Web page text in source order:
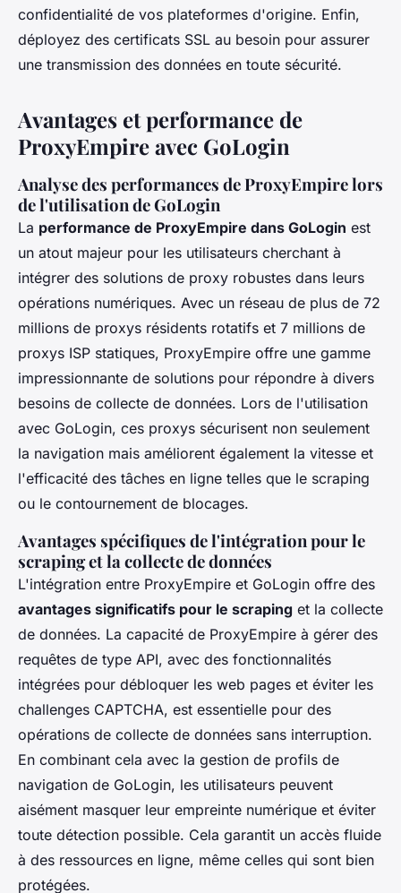
confidentialité de vos plateformes d'origine. Enfin,
déployez des certificats SSL au besoin pour assurer
une transmission des données en toute sécurité.
Avantages et performance de
ProxyEmpire avec GoLogin
Analyse des performances de ProxyEmpire lors
de l'utilisation de GoLogin
La performance de ProxyEmpire dans GoLogin est
un atout majeur pour les utilisateurs cherchant à
intégrer des solutions de proxy robustes dans leurs
opérations numériques. Avec un réseau de plus de 72
millions de proxys résidents rotatifs et 7 millions de
proxys ISP statiques, ProxyEmpire offre une gamme
impressionnante de solutions pour répondre à divers
besoins de collecte de données. Lors de l'utilisation
avec GoLogin, ces proxys sécurisent non seulement
la navigation mais améliorent également la vitesse et
l'efficacité des tâches en ligne telles que le scraping
ou le contournement de blocages.
Avantages spécifiques de l'intégration pour le
scraping et la collecte de données
L'intégration entre ProxyEmpire et GoLogin offre des
avantages significatifs pour le scraping et la collecte
de données. La capacité de ProxyEmpire à gérer des
requêtes de type API, avec des fonctionnalités
intégrées pour débloquer les web pages et éviter les
challenges CAPTCHA, est essentielle pour des
opérations de collecte de données sans interruption.
En combinant cela avec la gestion de profils de
navigation de GoLogin, les utilisateurs peuvent
aisément masquer leur empreinte numérique et éviter
toute détection possible. Cela garantit un accès fluide
à des ressources en ligne, même celles qui sont bien
protégées.